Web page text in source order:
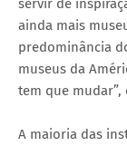
servir de
ainda mais
predominância
museus da
tem que mudar”,
A maioria das